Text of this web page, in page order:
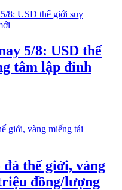
5/8: USD thế
tâm lập đỉnh
thế giới, vàng
đồng/lượng